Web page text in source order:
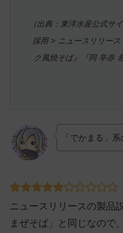
（出典：東洋水産公式サ
採用 > ニュースリリー
ク風焼そば』『同 辛赤
「でかまる」
ニュースリリースの製品
まぜそば」と同じなので